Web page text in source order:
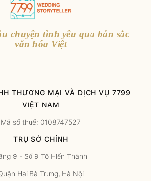
chuyện tình yêu qua bản sắc
văn hóa Việt
THƯƠNG MẠI VÀ DỊCH VỤ 7799
VIỆT NAM
Mã số thuế: 0108747527
TRỤ SỞ CHÍNH
9 - Số 9 Tô Hiến Thành
Hai Bà Trưng, Hà Nội